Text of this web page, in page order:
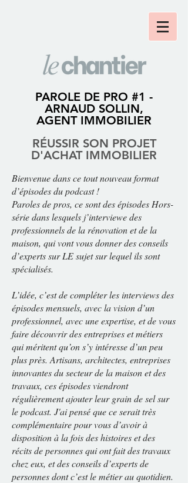
PAROLE DE PRO #1 -
ARNAUD SOLLIN,
AGENT IMMOBILIER
RÉUSSIR SON PROJET
D'ACHAT IMMOBILIER
Bienvenue dans ce tout nouveau format
d’épisodes du podcast !
Paroles de pros, ce sont des épisodes Hors-
série dans lesquels j’interviewe des
professionnels de la rénovation et de la
maison, qui vont vous donner des conseils
d’experts sur LE sujet sur lequel ils sont
spécialisés.
L’idée, c’est de compléter les interviews des
épisodes mensuels, avec la vision d’un
professionnel, avec une expertise, et de vous
faire découvrir des entreprises et métiers
qui méritent qu’on s’y intéresse d’un peu
plus près. Artisans, architectes, entreprises
innovantes du secteur de la maison et des
travaux, ces épisodes viendront
régulièrement ajouter leur grain de sel sur
le podcast. J'ai pensé que ce serait très
complémentaire pour vous d’avoir à
disposition à la fois des histoires et des
récits de personnes qui ont fait des travaux
chez eux, et des conseils d’experts de
personnes dont c’est le métier au quotidien.